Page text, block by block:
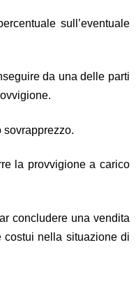
sull’eventuale
da una delle parti
sovrapprezzo.
la provvigione a carico
concludere una vendita
nella situazione di